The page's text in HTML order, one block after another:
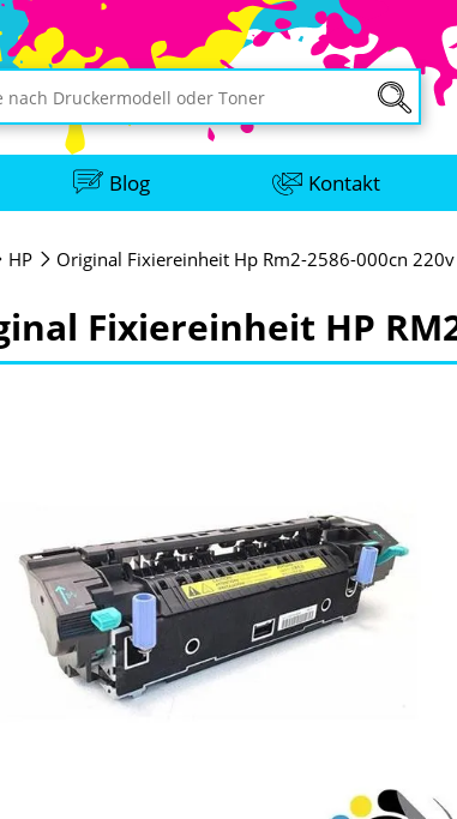
Blog Kontakt
HP Original Fixiereinheit Hp Rm2-2586-000cn
Fixiereinheit HP